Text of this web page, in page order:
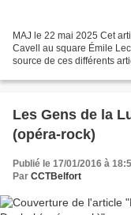
MAJ le 22 mai 2025 Cet
Cavell au square Émile
source de ces différents
Les Gens de la
(opéra-rock)
Publié le 17/01/2016 à
Par CCTBelfort